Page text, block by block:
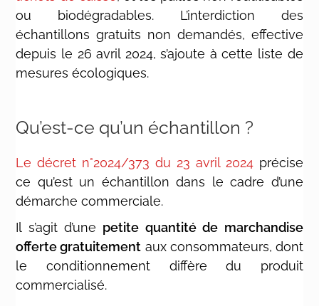
ou biodégradables. L’interdiction des
échantillons gratuits non demandés, effective
depuis le 26 avril 2024, s’ajoute à cette liste de
mesures écologiques.
Qu’est-ce qu’un échantillon ?
Ledécret n°2024/373 du 23 avril 2024précise
ce qu’est un échantillon dans le cadre d’une
démarche commerciale.
Il s’agit d’une petite quantité de marchandise
offerte gratuitement aux consommateurs, dont
le conditionnement diffère du produit
commercialisé.